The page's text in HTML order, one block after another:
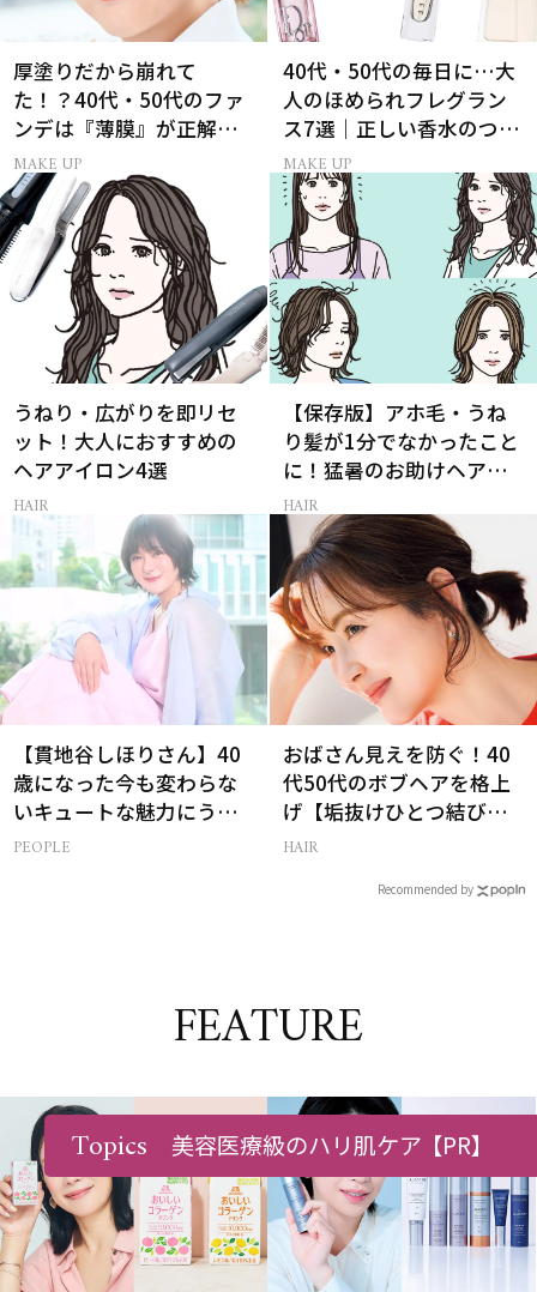
厚塗りだから崩れて
た！？40代・50代のファ
ンデは『薄膜』が正解で
した
MAKE UP
40代・50代の毎日に…大
人のほめられフレグラン
ス7選｜正しい香水のつけ
方＆選び方
MAKE UP
うねり・広がりを即リセ
ット！大人におすすめの
ヘアアイロン4選
HAIR
【保存版】アホ毛・うね
り髪が1分でなかったこと
に！猛暑のお助けヘアア
イテム16選
HAIR
【貫地谷しほりさん】40
歳になった今も変わらな
いキュートな魅力にうっ
とり【美ST限定画像】
PEOPLE
おばさん見えを防ぐ！40
代50代のボブヘアを格上
げ【垢抜けひとつ結び】
のルール
HAIR
Recommended by
FEATURE
Topics 美容医療級のハリ肌ケア【PR】